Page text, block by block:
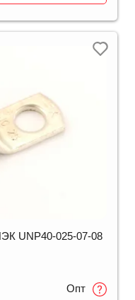
UNP40-025-07-08
Опт